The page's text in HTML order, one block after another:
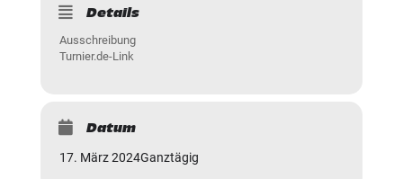
Details
Ausschreibung
Turnier.de-Link
Datum
17. März 2024Ganztägig